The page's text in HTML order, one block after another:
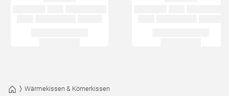
Wärmekissen & Körnerkissen